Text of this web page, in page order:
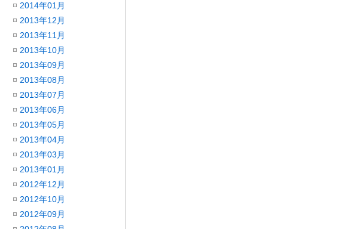
2014年01月
2013年12月
2013年11月
2013年10月
2013年09月
2013年08月
2013年07月
2013年06月
2013年05月
2013年04月
2013年03月
2013年01月
2012年12月
2012年10月
2012年09月